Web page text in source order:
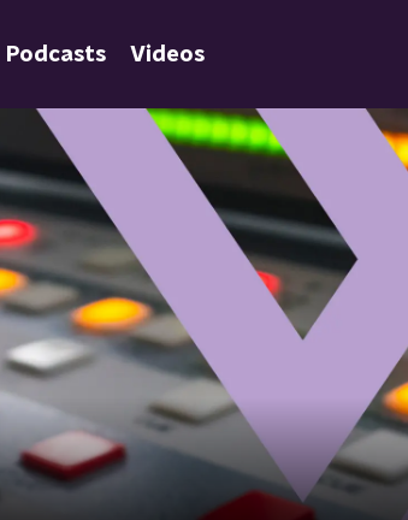
Podcasts Videos